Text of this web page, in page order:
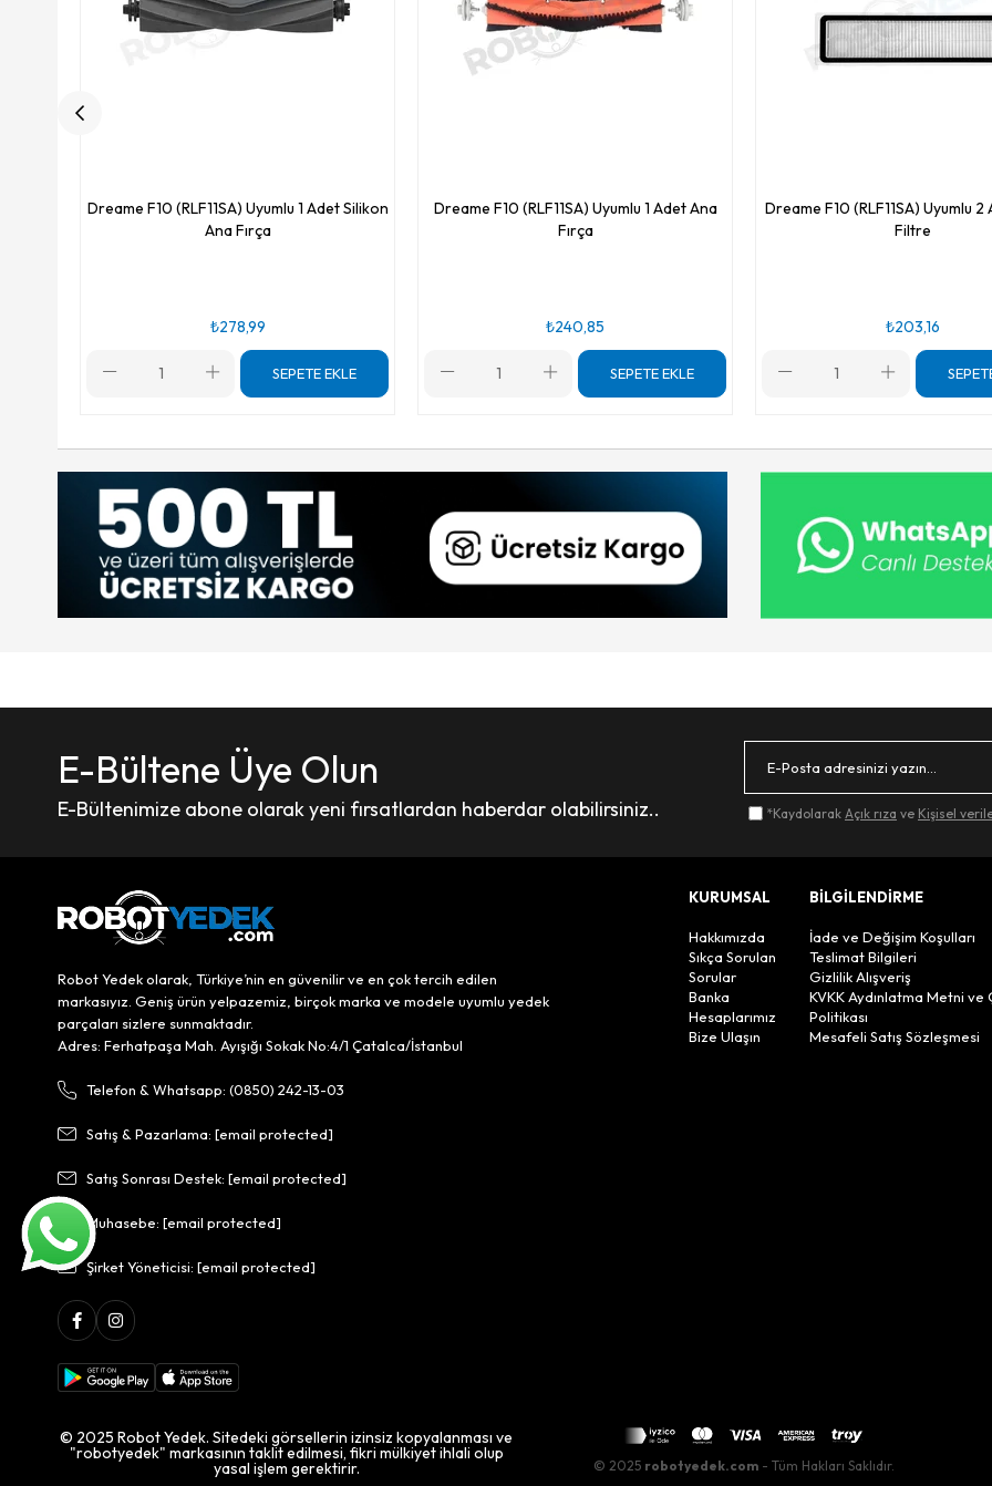
Dreame F10 (RLF11SA) Uyumlu 1 Adet Silikon
Ana Fırça
₺278,99
SEPETE EKLE
Dreame F10 (RLF11SA) Uyumlu 1 Adet Ana
Fırça
₺240,85
SEPETE EKLE
Dreame F10 (RLF11SA) Uyumlu
Filtre
₺203,16
E-Bültene Üye Olun
E-Bültenimize abone olarak yeni fırsatlardan haberdar olabilirsiniz.. *Kaydolarak Açık rıza ve Kişisel
Robot Yedek olarak, Türkiye’nin en güvenilir ve en çok tercih edilen
markasıyız. Geniş ürün yelpazemiz, birçok marka ve modele uyumlu yedek
parçaları sizlere sunmaktadır.
Adres: Ferhatpaşa Mah. Ayışığı Sokak No:4/1 Çatalca/İstanbul
Telefon & Whatsapp: (0850) 242-13-03
Satış & Pazarlama: [email protected]
Satış Sonrası Destek: [email protected]
Muhasebe: [email protected]
Şirket Yöneticisi: [email protected]
KURUMSAL
Hakkımızda
Sıkça Sorulan
Sorular
Banka
Hesaplarımız
Bize Ulaşın
BİLGİLENDİRME
İade ve Değişim Koşulları
Teslimat Bilgileri
Gizlilik Alışveriş
KVKK Aydınlatma Metni ve
Politikası
Mesafeli Satış Sözleşmesi
© 2025 Robot Yedek. Sitedeki görsellerin izinsiz kopyalanması ve
"robotyedek" markasının taklit edilmesi, fikri mülkiyet ihlali olup
yasal işlem gerektirir. © 2025 robotyedek.com- Tüm Hakları Saklıdır.